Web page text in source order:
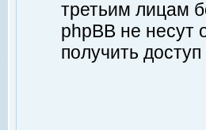
третьим лицам
phpBB не несут
получить